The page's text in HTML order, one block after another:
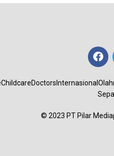
ChildcareDoctors Internasional
© 2023 PT Pilar